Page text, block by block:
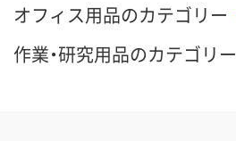
オフィス用品のカテゴリー
作業・研究用品のカテゴリー